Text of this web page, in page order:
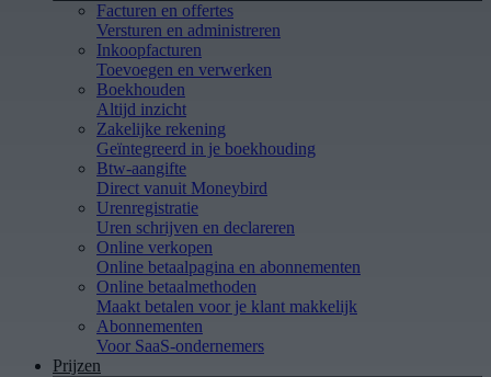
Facturen en offertes
Versturen en administreren
Inkoopfacturen
Toevoegen en verwerken
Boekhouden
Altijd inzicht
Zakelijke rekening
Geïntegreerd in je boekhouding
Btw-aangifte
Direct vanuit Moneybird
Urenregistratie
Uren schrijven en declareren
Online verkopen
Online betaalpagina en abonnementen
Online betaalmethoden
Maakt betalen voor je klant makkelijk
Abonnementen
Voor SaaS-ondernemers
Prijzen